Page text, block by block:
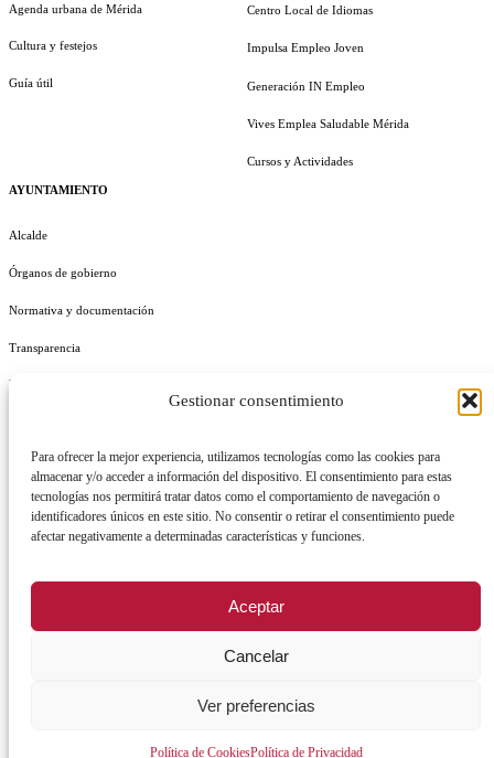
Gestionar consentimiento
Para ofrecer la mejor experiencia, utilizamos tecnologías como las cookies para
almacenar y/o acceder a información del dispositivo. El consentimiento para estas
tecnologías nos permitirá tratar datos como el comportamiento de navegación o
identificadores únicos en este sitio. No consentir o retirar el consentimiento puede
afectar negativamente a determinadas características y funciones.
Aceptar
Cancelar
Ver preferencias
Política de CookiesPolítica de Privacidad
Agenda urbana de Mérida
Cultura y festejos
Guía útil
AYUNTAMIENTO
Alcalde
Órganos de gobierno
Normativa y documentación
Transparencia
Perfil del contratante
Identidad Corporativa
Centro Local de Idiomas
Impulsa Empleo Joven
Generación IN Empleo
Vives Emplea Saludable Mérida
Cursos y Actividades
AVISO LEGAL
POLÍTICA DE SEGURIDAD